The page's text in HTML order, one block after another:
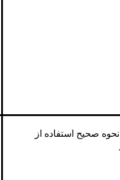
عنوان برای نحوه صحیح استفاده از